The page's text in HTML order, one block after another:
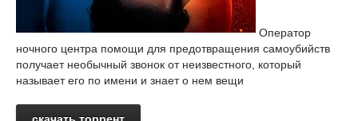
Оператор
ночного центра помощи для предотвращения самоубийств
получает необычный звонок от неизвестного, который
называет его по имени и знает о нем вещи